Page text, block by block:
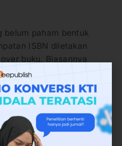
belum paham bentuk
ISBN diletakan
buku. Biasannya
dibagian bawah.
juga terdapat di bagian
copyright.
ISBN untuk publikasi
judul. Tepatnya di